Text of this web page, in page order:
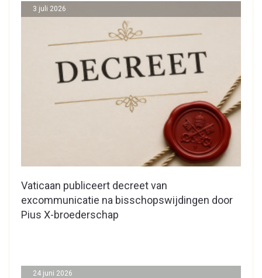
Vaticaan publiceert decreet van
excommunicatie na bisschopswijdingen door
Pius X-broederschap
3 juli 2026
24 juni 2026